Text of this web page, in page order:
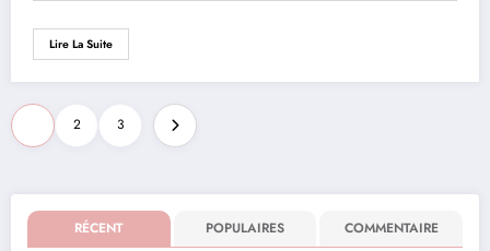
Lire La Suite
Pagination
des
publications
2 3
RÉCENT POPULAIRES COMMENTAIRE